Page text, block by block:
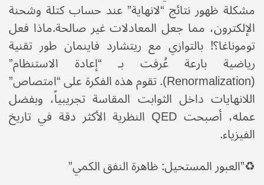
مشكلة ظهور نتائج “لانهاية” عند حساب كتلة وشحنة
الإلكترون، مما جعل المعادلات غير صالحة.​ماذا فعل
توموناغا؟! بالتوازي مع ريتشارد فاينمان طور تقنية
رياضية بارعة عُرفت بـ “إعادة الاستنظام”
(Renormalization). تقوم هذه الفكرة على “امتصاص”
اللانهايات داخل الثوابت المقاسة تجريبياً، وبفضل
عمله، أصبحت QED النظرية الأكثر دقة في تاريخ
الفيزياء.
♻️​”العبور المستحيل: ظاهرة النفق الكمي”